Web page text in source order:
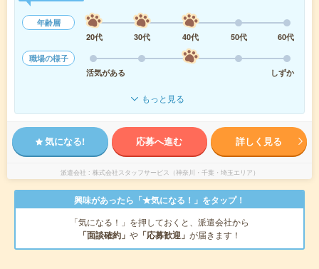
年齢層
20代
30代 40代 50代
60代
職場の様子
活気がある
しずか
もっと見る
気になる! 応募へ進む 詳しく見る
派遣会社 株式会社スタッフサービス（神奈川・千葉・埼玉エリア）
興味があったら「★気になる！」をタップ！
「気になる！」を押しておくと、派遣会社から
「面談確約」 や 「応募歓迎」 が届きます！